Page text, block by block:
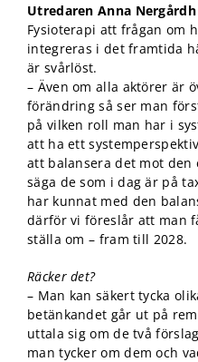
Utredaren Anna Nergårdh
Fysioterapi att frågan om
integreras i det framtida
är svårlöst.
– Även om alla aktörer är
förändring så ser man
på vilken roll man har i
att ha ett
att balansera det mot den
säga de som i dag är på
har kunnat med den
därför vi föreslår att man
ställa om – fram till 2028.
Räcker det?
– Man kan säkert tycka
betänkandet går ut på
uttala sig om de två
man tycker om dem och